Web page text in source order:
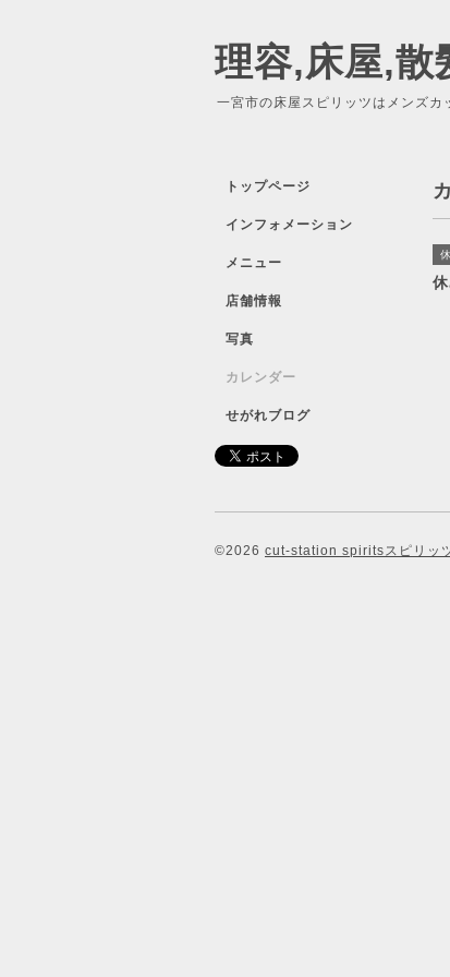
理容,床屋,散
一宮市の床屋スピリッツはメンズカ
トップページ
インフォメーション
メニュー
店舗情報
写真
カレンダー
せがれブログ
©2026 cut-station spiritsスピリッ